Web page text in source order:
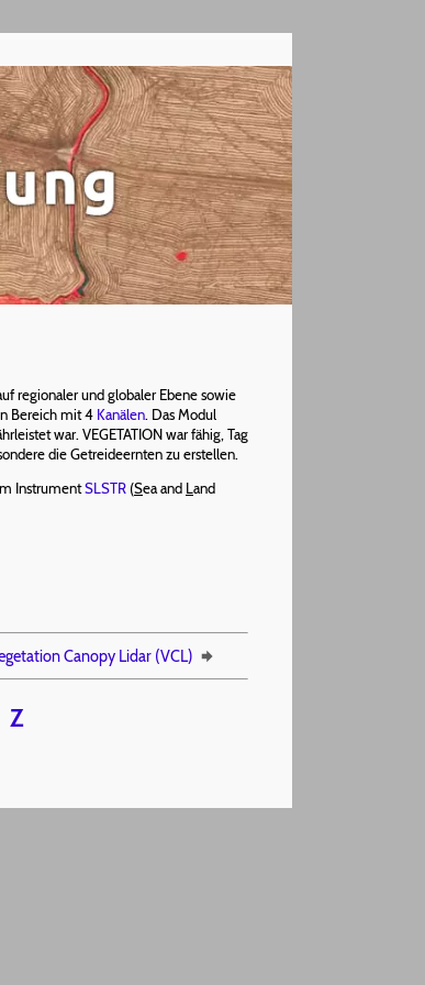
regionaler und globaler Ebene sowie
Bereich mit 4 Kanälen. Das Modul
war. VEGETATION war fähig, Tag
die Getreideernten zu erstellen.
InstrumentSLSTR (Sea and Land
Canopy Lidar (VCL)
Z